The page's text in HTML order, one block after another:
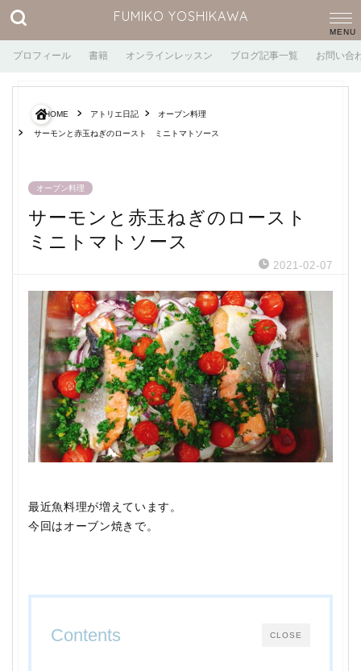
FUMIKO YOSHIKAWA
プロフィール 書籍 オンラインレッスン ブログ記事一覧 お問い合
HOME アトリエ日記 オーブン料理
サーモンと赤玉ねぎのロースト ミニトマトソース
オーブン料理
サーモンと赤玉ねぎのロースト
ミニトマトソース
2021-02-07
最近魚料理が増えています。
今回はオーブン焼きで。
CLOSE
Contents